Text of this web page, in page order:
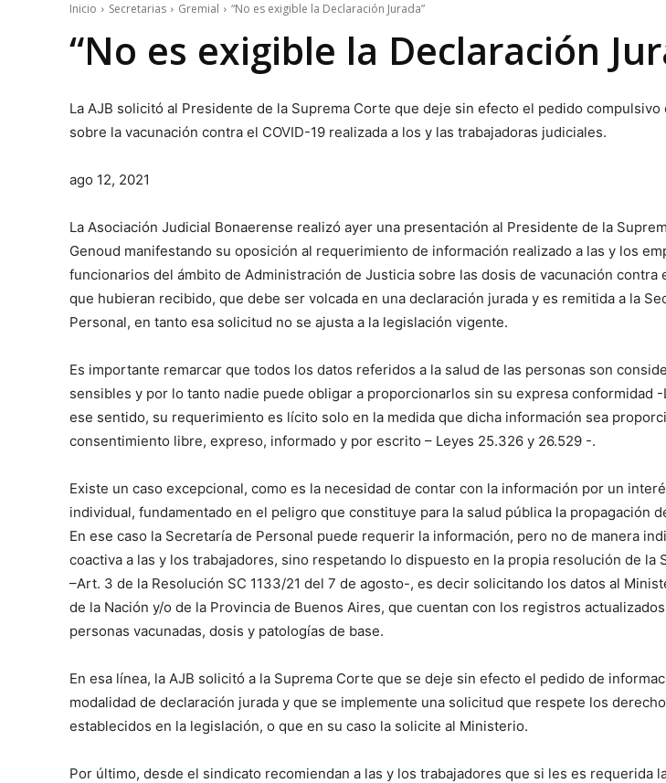
Inicio Secretarias Gremial “No es exigible la Declaración Jurada”
“No es exigible la Declaración
La AJB solicitó al Presidente de la Suprema Corte que deje sin efecto el pedido compulsivo
sobre la vacunación contra el COVID-19 realizada a los y las trabajadoras judiciales.
ago 12, 2021
La Asociación Judicial Bonaerense realizó ayer una presentación al Presidente de la
Genoud manifestando su oposición al requerimiento de información realizado a las y los
funcionarios del ámbito de Administración de Justicia sobre las dosis de vacunación contra
que hubieran recibido, que debe ser volcada en una declaración jurada y es remitida a la
Personal, en tanto esa solicitud no se ajusta a la legislación vigente.
Es importante remarcar que todos los datos referidos a la salud de las personas son
sensibles y por lo tanto nadie puede obligar a proporcionarlos sin su expresa conformidad
ese sentido, su requerimiento es lícito solo en la medida que dicha información sea
consentimiento libre, expreso, informado y por escrito – Leyes 25.326 y 26.529 -.
Existe un caso excepcional, como es la necesidad de contar con la información por un
individual, fundamentado en el peligro que constituye para la salud pública la propagación
En ese caso la Secretaría de Personal puede requerir la información, pero no de manera
coactiva a las y los trabajadores, sino respetando lo dispuesto en la propia resolución de la
–Art. 3 de la Resolución SC 1133/21 del 7 de agosto-, es decir solicitando los datos al
de la Nación y/o de la Provincia de Buenos Aires, que cuentan con los registros
personas vacunadas, dosis y patologías de base.
En esa línea, la AJB solicitó a la Suprema Corte que se deje sin efecto el pedido de
modalidad de declaración jurada y que se implemente una solicitud que respete los
establecidos en la legislación, o que en su caso la solicite al Ministerio.
Por último, desde el sindicato recomiendan a las y los trabajadores que si les es requerida